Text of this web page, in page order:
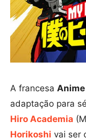
A francesa
adaptação para
Hiro Academia
Horikoshi vai ser